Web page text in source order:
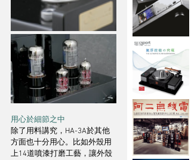
用心於細節之中
除了用料講究，HA-3A於其他
方面也十分用心。比如外殼用
上14道噴漆打磨工藝，讓外殼